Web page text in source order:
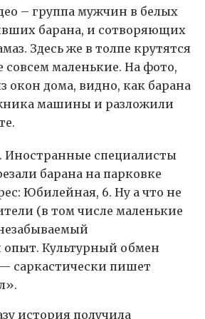
– группа мужчин в белых
барана, и сотворяющих
Здесь же в толпе крутятся
совсем маленькие. На фото,
окон дома, видно, как барана
машины и разложили
Иностранные специалисты
барана на парковке
Юбилейная, 6. Ну а что не
(в том числе маленькие
Культурный обмен
саркастически пишет
история получила